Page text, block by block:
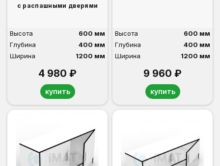
с распашными дверями
Высота
600 мм
Глубина
400 мм
Ширина
1200 мм
4 980 ₽
купить
Высота
600 мм
Глубина
400 мм
Ширина
1200 мм
9 960 ₽
купить